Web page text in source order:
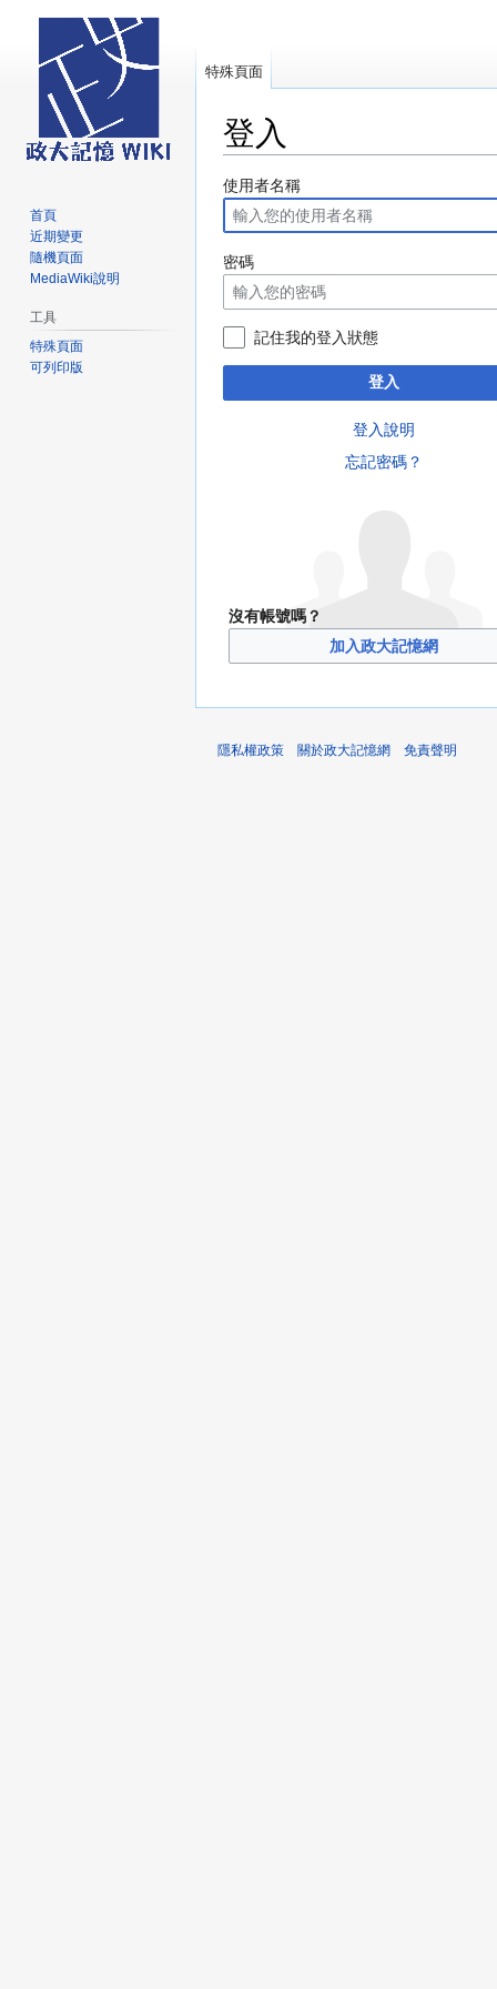
登入
跳
至
導
覽
跳
至
搜
尋
使用者名稱
密碼
記住我的登入狀態
登入
登入說明
忘記密碼？
沒有帳號嗎？
加入政大記憶網
特殊頁面
首頁
近期變更
隨機頁面
MediaWiki說明
工具
特殊頁面
可列印版
隱私權政策 關於政大記憶網 免責聲明